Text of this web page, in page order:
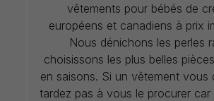
vêtements pour bébés de
européens et canadiens à prix
Nous dénichons les perles
choisissons les plus belles
en saisons. Si un vêtement vous
tardez pas à vous le procurer car